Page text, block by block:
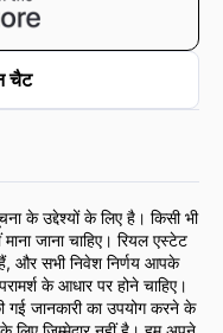
चैट
के उद्देश्यों के लिए है। किसी भी
जाना चाहिए। रियल एस्टेट
हैं, और सभी निवेश निर्णय आपके
के आधार पर होने चाहिए।
गई जानकारी का उपयोग करने के